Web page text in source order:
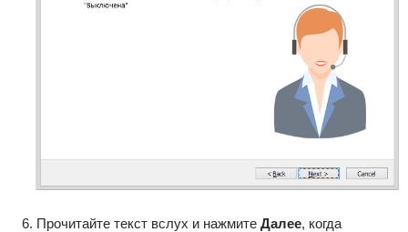
Прочитайте текст вслух и нажмите Далее, когда